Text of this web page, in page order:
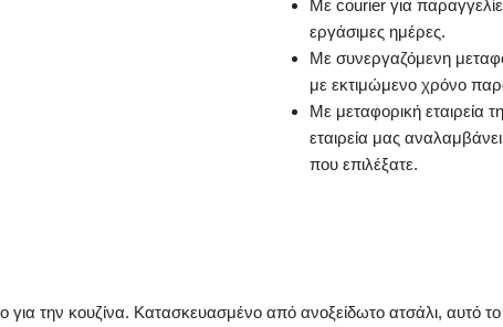
Με courier για
εργάσιμες ημέρες.
Με συνεργαζόμενη
με εκτιμώμενο χρόνο
Με μεταφορική εταιρεία
εταιρεία μας
που επιλέξατε.
για την κουζίνα. Κατασκευασμένο από ανοξείδωτο ατσάλι, αυτό